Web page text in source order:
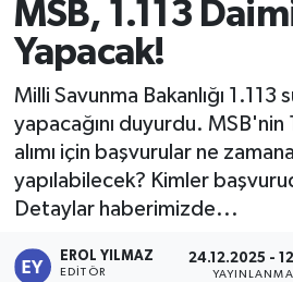
MSB, 1.113
Yapacak!
Milli Savunma Bakanlığı 1.113
yapacağını duyurdu. MSB'nin
alımı için başvurular ne
yapılabilecek? Kimler
Detaylar haberimizde...
EROL YILMAZ
EDITÖR
24.12.2025 -
YAYINLANMA
DÜNYA
EĞİTİM
EKONOMİ
GENÇ
Bingöl Namaz Vakitleri
Bingöl Trafik Yoğunluk
Süper Lig Puan Durumu ve
Tüm Manşetler